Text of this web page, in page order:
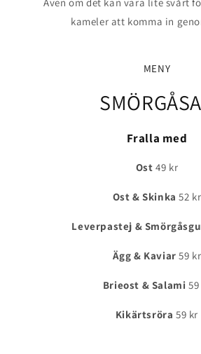
Även om det kan vara lite svårt
kameler att komma in
MENY
Fralla med
Ost49 kr
Ost & Skinka 52 kr
Leverpastej &
Ägg & Kaviar59 kr
Brieost & Salami
Kikärtsröra59 kr